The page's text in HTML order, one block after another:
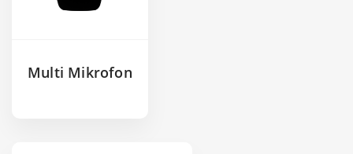
Multi Mikrofon